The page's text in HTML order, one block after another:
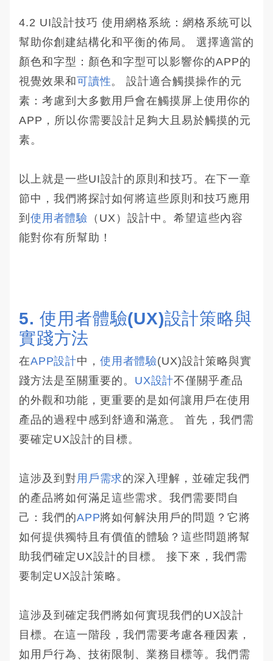
4.2 UI設計技巧 使用網格系統：網格系統可以
幫助你創建結構化和平衡的佈局。 選擇適當的
顏色和字型：顏色和字型可以影響你的APP的
視覺效果和可讀性。 設計適合觸摸操作的元
素：考慮到大多數用戶會在觸摸屏上使用你的
APP，所以你需要設計足夠大且易於觸摸的元
素。
以上就是一些UI設計的原則和技巧。在下一章
節中，我們將探討如何將這些原則和技巧應用
到 使用者體驗 （UX）設計中。希望這些內容
能對你有所幫助！
5. 使用者體驗(UX)設計策略與
實踐方法
在APP設計中， 使用者體驗(UX)設計策略與實
踐方法是至關重要的。 UX設計不僅關乎產品
的外觀和功能，更重要的是如何讓用戶在使用
產品的過程中感到舒適和滿意。 首先，我們需
要確定UX設計的目標。
這涉及到對用戶需求的深入理解，並確定我們
的產品將如何滿足這些需求。我們需要問自
己：我們的APP將如何解決用戶的問題？它將
如何提供獨特且有價值的體驗？這些問題將幫
助我們確定UX設計的目標。 接下來，我們需
要制定UX設計策略。
這涉及到確定我們將如何實現我們的UX設計
目標。在這一階段，我們需要考慮各種因素，
如用戶行為、技術限制、業務目標等。我們需